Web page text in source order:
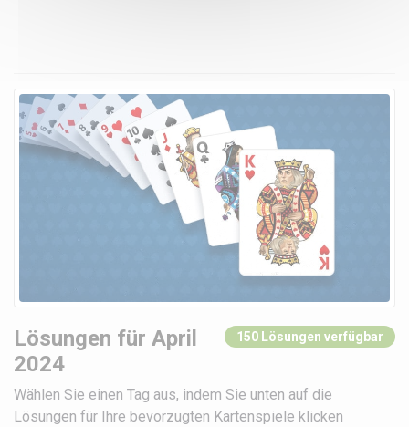
Lösungen für April
2024
150 Lösungen verfügbar
Wählen Sie einen Tag aus, indem Sie unten auf die
Lösungen für Ihre bevorzugten Kartenspiele klicken